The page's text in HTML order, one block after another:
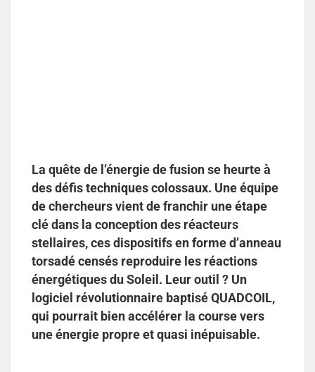
La quête de l’énergie de fusion se heurte à
des défis techniques colossaux. Une équipe
de chercheurs vient de franchir une étape
clé dans la conception des réacteurs
stellaires, ces dispositifs en forme d’anneau
torsadé censés reproduire les réactions
énergétiques du Soleil. Leur outil ? Un
logiciel révolutionnaire baptisé QUADCOIL,
qui pourrait bien accélérer la course vers
une énergie propre et quasi inépuisable.